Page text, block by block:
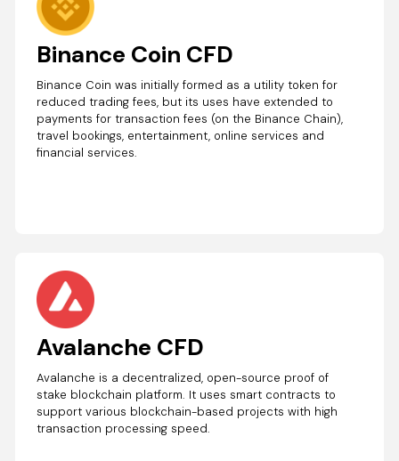
Binance Coin CFD
Binance Coin was initially formed as a utility token for
reduced trading fees, but its uses have extended to
payments for transaction fees (on the Binance Chain),
travel bookings, entertainment, online services and
financial services.
Avalanche CFD
Avalanche is a decentralized, open-source proof of
stake blockchain platform. It uses smart contracts to
support various blockchain-based projects with high
transaction processing speed.